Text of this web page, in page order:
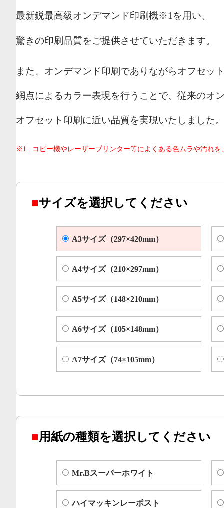
最新鋭最高級オンデマンド印刷機※1を用い、
驚きの印刷品質をご提供させていただきます。
また、オンデマンド印刷でありながらオフセッ
網点によるカラー表現を行うことで、従来のオ
オフセット印刷に近い品質を実現いたしました
※1 : コピー機やレーザープリンター等によくある色ムラや汚れ
■サイズを選択してください
A3サイズ（297×420mm）
A4サイズ（210×297mm）
A5サイズ（148×210mm）
A6サイズ（105×148mm）
A7サイズ（74×105mm）
■用紙の種類を選択してください
Mr.Bスーパーホワイト
ハイマッキンレーポスト